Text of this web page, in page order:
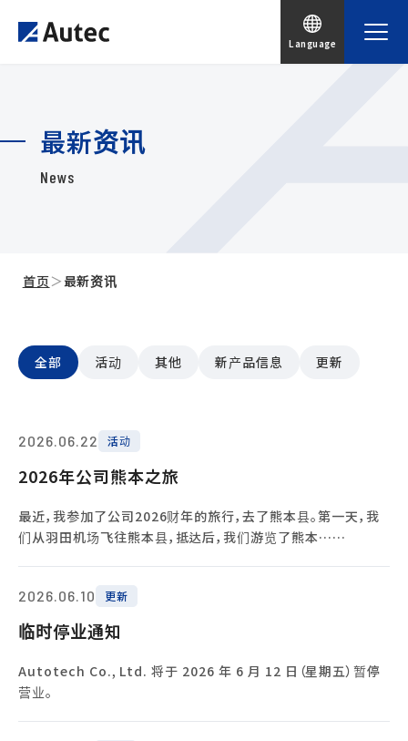
Language
最新资讯
News
首页＞最新资讯
全部 活动 其他 新产品信息 更新
2026.06.22 活动
2026年公司熊本之旅
最近，我参加了公司2026财年的旅行，去了熊本县。第一天，我
们从羽田机场飞往熊本县，抵达后，我们游览了熊本……
2026.06.10 更新
临时停业通知
Autotech Co., Ltd. 将于 2026 年 6 月 12 日（星期五）暂停
营业。